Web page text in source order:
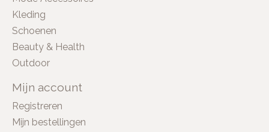
Kleding
Schoenen
Beauty & Health
Outdoor
Mijn account
Registreren
Mijn bestellingen